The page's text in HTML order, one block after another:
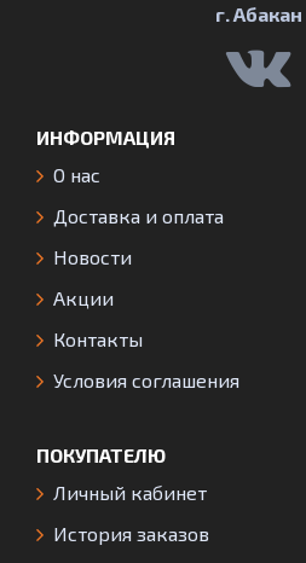
г. Абакан
ИНФОРМАЦИЯ
О нас
Доставка и оплата
Новости
Акции
Контакты
Условия соглашения
ПОКУПАТЕЛЮ
Личный кабинет
История заказов